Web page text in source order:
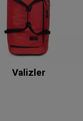
Valizler